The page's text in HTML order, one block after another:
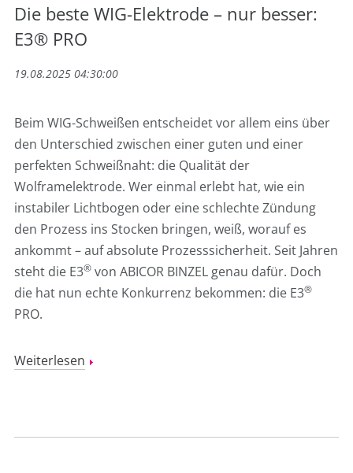
Die beste WIG-Elektrode – nur besser:
E3® PRO
19.08.2025 04:30:00
Beim WIG-Schweißen entscheidet vor allem eins über
den Unterschied zwischen einer guten und einer
perfekten Schweißnaht: die Qualität der
Wolframelektrode. Wer einmal erlebt hat, wie ein
instabiler Lichtbogen oder eine schlechte Zündung
den Prozess ins Stocken bringen, weiß, worauf es
ankommt – auf absolute Prozesssicherheit. Seit Jahren
steht die E3® von ABICOR BINZEL genau dafür. Doch
die hat nun echte Konkurrenz bekommen: die E3®
PRO.
Weiterlesen